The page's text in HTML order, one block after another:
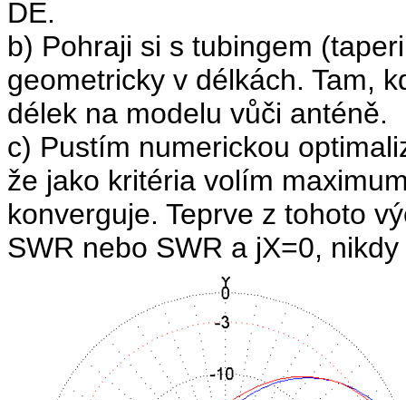
DE.
b) Pohraji si s tubingem
geometricky v délkách. Tam,
délek na modelu vůči anténě.
c) Pustím numerickou
že jako kritéria volím
konverguje. Teprve z tohoto
SWR nebo SWR a jX=0,